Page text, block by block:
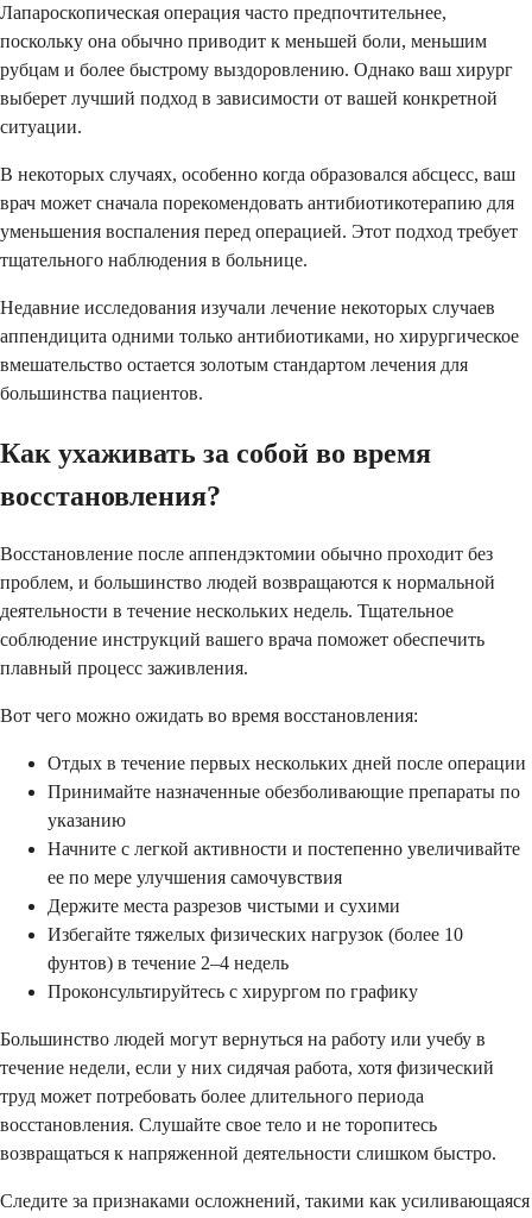
Лапароскопическая операция часто предпочтительнее,
поскольку она обычно приводит к меньшей боли, меньшим
рубцам и более быстрому выздоровлению. Однако ваш хирург
выберет лучший подход в зависимости от вашей конкретной
ситуации.
В некоторых случаях, особенно когда образовался абсцесс, ваш
врач может сначала порекомендовать антибиотикотерапию для
уменьшения воспаления перед операцией. Этот подход требует
тщательного наблюдения в больнице.
Недавние исследования изучали лечение некоторых случаев
аппендицита одними только антибиотиками, но хирургическое
вмешательство остается золотым стандартом лечения для
большинства пациентов.
Как ухаживать за собой во время
восстановления?
Восстановление после аппендэктомии обычно проходит без
проблем, и большинство людей возвращаются к нормальной
деятельности в течение нескольких недель. Тщательное
соблюдение инструкций вашего врача поможет обеспечить
плавный процесс заживления.
Вот чего можно ожидать во время восстановления:
Отдых в течение первых нескольких дней после операции
Принимайте назначенные обезболивающие препараты по
указанию
Начните с легкой активности и постепенно увеличивайте
ее по мере улучшения самочувствия
Держите места разрезов чистыми и сухими
Избегайте тяжелых физических нагрузок (более 10
фунтов) в течение 2–4 недель
Проконсультируйтесь с хирургом по графику
Большинство людей могут вернуться на работу или учебу в
течение недели, если у них сидячая работа, хотя физический
труд может потребовать более длительного периода
восстановления. Слушайте свое тело и не торопитесь
возвращаться к напряженной деятельности слишком быстро.
Следите за признаками осложнений, такими как усиливающаяся